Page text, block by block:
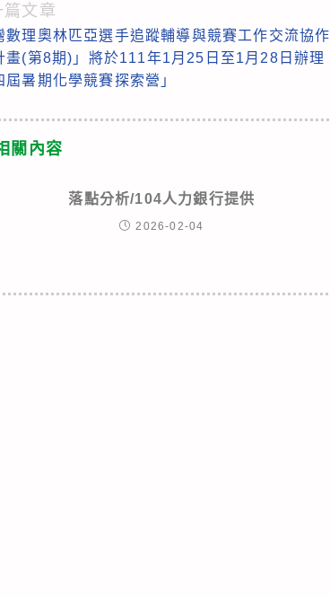
篇文章
數理奧林匹亞選手追蹤輔導與競賽工作交流協作
畫(第8期)」將於111年1月25日至1月28日辦理
屆暑期化學競賽探索營」
關內容
落點分析/104人力銀行提供
2026-02-04